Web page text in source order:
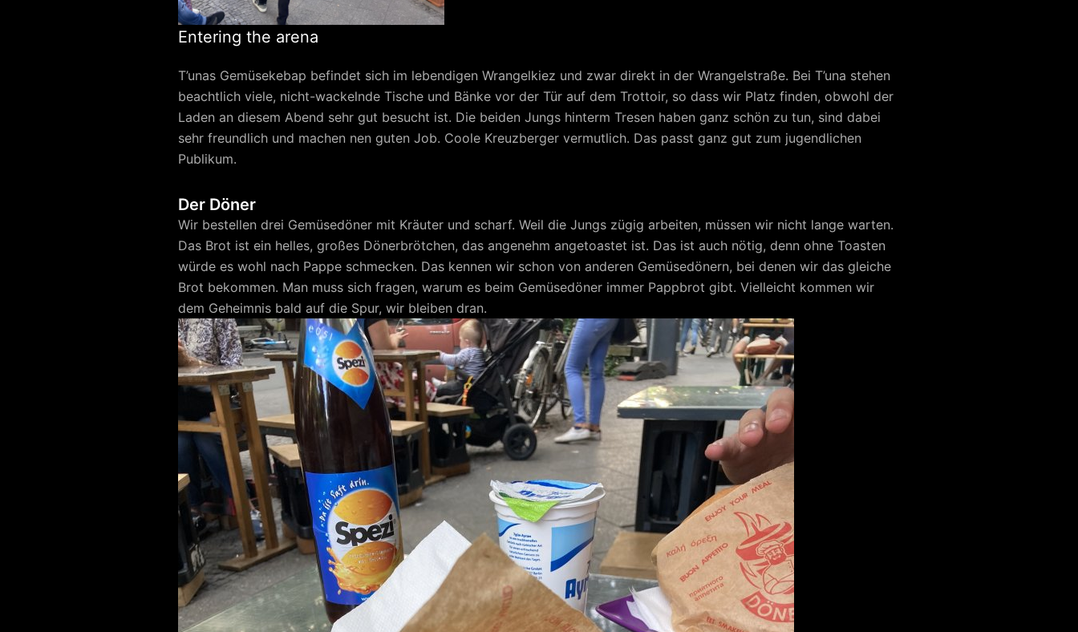
Entering the arena
T’unas Gemüsekebap befindet sich im lebendigen Wrangelkiez und zwar direkt in der Wrangelstraße. Bei T’una stehen
beachtlich viele, nicht-wackelnde Tische und Bänke vor der Tür auf dem Trottoir, so dass wir Platz finden, obwohl der
Laden an diesem Abend sehr gut besucht ist. Die beiden Jungs hinterm Tresen haben ganz schön zu tun, sind dabei
sehr freundlich und machen nen guten Job. Coole Kreuzberger vermutlich. Das passt ganz gut zum jugendlichen
Publikum.
Der Döner
Wir bestellen drei Gemüsedöner mit Kräuter und scharf. Weil die Jungs zügig arbeiten, müssen wir nicht lange warten.
Das Brot ist ein helles, großes Dönerbrötchen, das angenehm angetoastet ist. Das ist auch nötig, denn ohne Toasten
würde es wohl nach Pappe schmecken. Das kennen wir schon von anderen Gemüsedönern, bei denen wir das gleiche
Brot bekommen. Man muss sich fragen, warum es beim Gemüsedöner immer Pappbrot gibt. Vielleicht kommen wir
dem Geheimnis bald auf die Spur, wir bleiben dran.